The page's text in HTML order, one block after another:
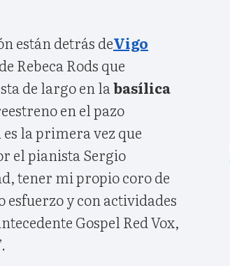
están detrás deVigo
Rebeca Rods que
de largo en labasílica
en el pazo
la primera vez que
el pianista Sergio
tener mi propio coro de
esfuerzo y con actividades
Gospel Red Vox,